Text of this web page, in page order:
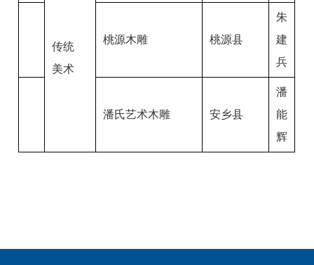
传统
美术
桃源木雕 桃源县
朱
建
兵
潘氏艺术木雕 安乡县
潘
能
辉